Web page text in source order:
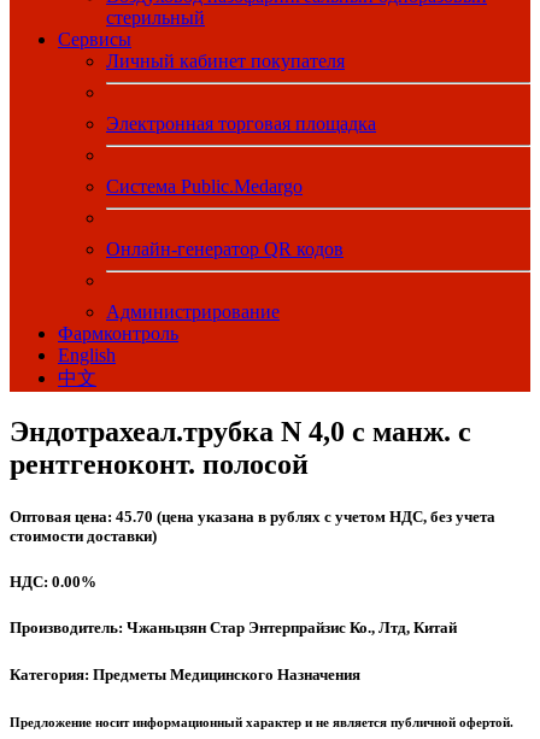
стерильный
Сервисы
Личный кабинет покупателя
Электронная торговая площадка
Система Public.Medargo
Онлайн-генератор QR кодов
Администрирование
Фармконтроль
English
中文
Эндотрахеал.трубка N 4,0 с манж. с
рентгеноконт. полосой
Оптовая цена: 45.70 (цена указана в рублях с учетом НДС, без учета
стоимости доставки)
НДС: 0.00%
Производитель: Чжаньцзян Стар Энтерпрайзис Ко., Лтд, Китай
Категория: Предметы Медицинского Назначения
Предложение носит информационный характер и не является публичной офертой.